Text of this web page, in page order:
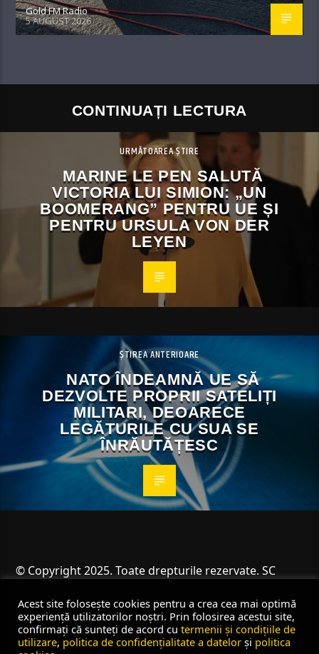
Gold FM Radio
5 AUGUST 2026
CONTINUAȚI LECTURA
URMĂTOAREA ȘTIRE
MARINE LE PEN SALUTĂ
VICTORIA LUI SIMION: „UN
BOOMERANG” PENTRU UE ȘI
PENTRU URSULA VON DER
LEYEN
ȘTIREA ANTERIOARE
NATO ÎNDEAMNĂ UE SĂ
DEZVOLTE PROPRII SATELIȚI
MILITARI, DEOARECE
LEGĂTURILE CU SUA SE
ÎNRĂUTĂȚESC
© Copyright 2025. Toate drepturile rezervate. SC
Acest site folosește cookies pentru a crea cea mai optimă
experiență utilizatorilor noștri. Prin folosirea acestui site,
confirmați că sunteți de acord cu termenii și condițiile de
utilizare, politica de confidențialitate a datelor și politica